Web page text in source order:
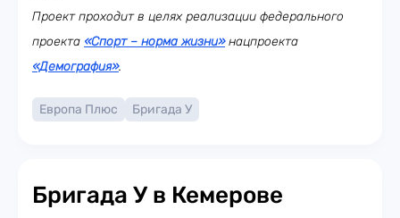
Проект проходит в целях реализации федерального
проекта «Спорт – норма жизни»нацпроекта
«Демография».
Европа Плюс Бригада У
Бригада У в Кемерове